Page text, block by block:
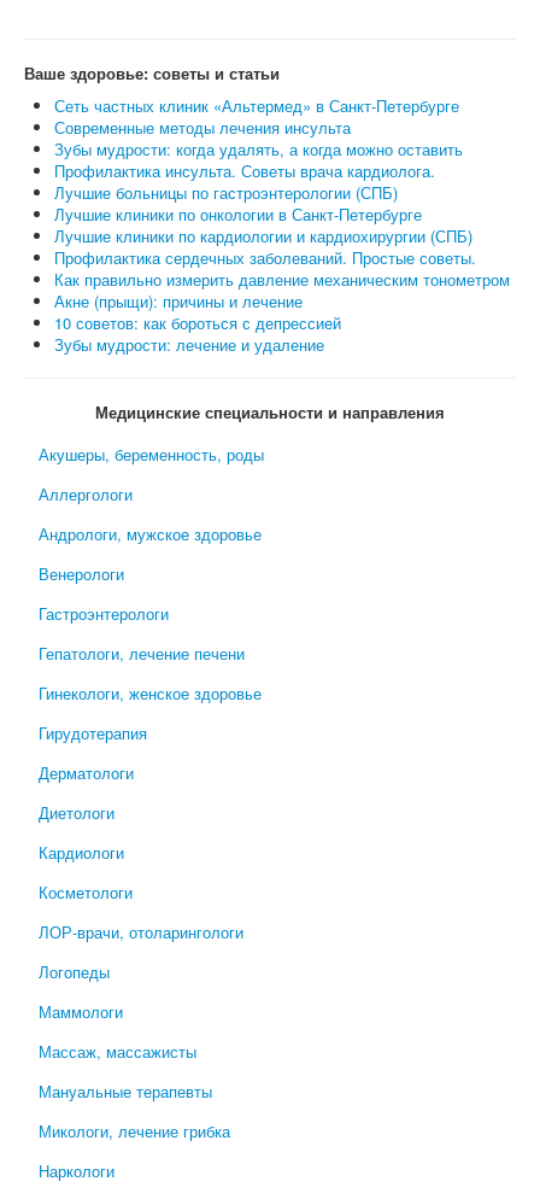
Ваше здоровье: советы и статьи
Сеть частных клиник «Альтермед» в Санкт-Петербурге
Современные методы лечения инсульта
Зубы мудрости: когда удалять, а когда можно оставить
Профилактика инсульта. Советы врача кардиолога.
Лучшие больницы по гастроэнтерологии (СПБ)
Лучшие клиники по онкологии в Санкт-Петербурге
Лучшие клиники по кардиологии и кардиохирургии (СПБ)
Профилактика сердечных заболеваний. Простые советы.
Как правильно измерить давление механическим тонометром
Акне (прыщи): причины и лечение
10 советов: как бороться с депрессией
Зубы мудрости: лечение и удаление
Медицинские специальности и направления
Акушеры, беременность, роды
Аллергологи
Андрологи, мужское здоровье
Венерологи
Гастроэнтерологи
Гепатологи, лечение печени
Гинекологи, женское здоровье
Гирудотерапия
Дерматологи
Диетологи
Кардиологи
Косметологи
ЛОР-врачи, отоларингологи
Логопеды
Маммологи
Массаж, массажисты
Мануальные терапевты
Микологи, лечение грибка
Наркологи